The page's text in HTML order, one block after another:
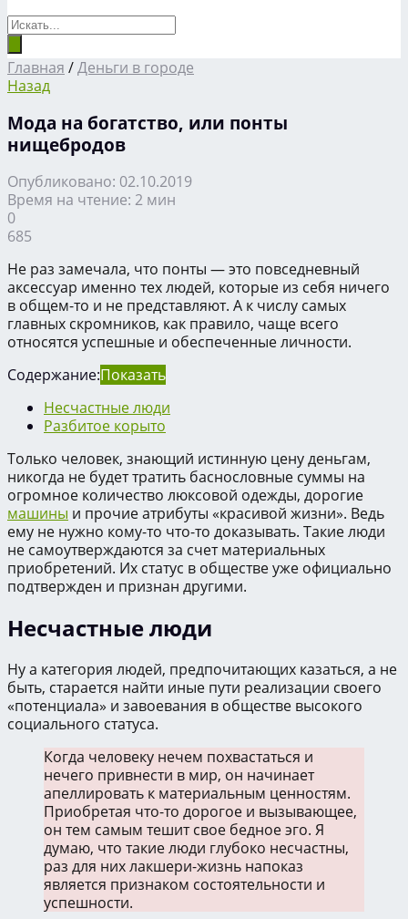
Главная /Деньги в городе
Назад
Мода на богатство, или понты
нищебродов
Опубликовано: 02.10.2019
Время на чтение: 2 мин
0
685
Не раз замечала, что понты — это повседневный
аксессуар именно тех людей, которые из себя ничего
в общем-то и не представляют. А к числу самых
главных скромников, как правило, чаще всего
относятся успешные и обеспеченные личности.
Содержание:Показать
Несчастные люди
Разбитое корыто
Только человек, знающий истинную цену деньгам,
никогда не будет тратить баснословные суммы на
огромное количество люксовой одежды, дорогие
машины и прочие атрибуты «красивой жизни». Ведь
ему не нужно кому-то что-то доказывать. Такие люди
не самоутверждаются за счет материальных
приобретений. Их статус в обществе уже официально
подтвержден и признан другими.
Несчастные люди
Ну а категория людей, предпочитающих казаться, а не
быть, старается найти иные пути реализации своего
«потенциала» и завоевания в обществе высокого
социального статуса.
Когда человеку нечем похвастаться и
нечего привнести в мир, он начинает
апеллировать к материальным ценностям.
Приобретая что-то дорогое и вызывающее,
он тем самым тешит свое бедное эго. Я
думаю, что такие люди глубоко несчастны,
раз для них лакшери-жизнь напоказ
является признаком состоятельности и
успешности.